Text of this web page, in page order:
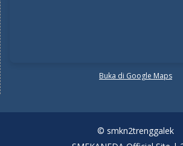
Buka di Google Maps
© smkn2trenggalek